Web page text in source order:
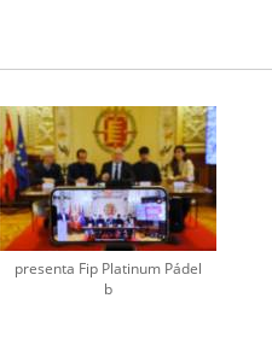
presenta Fip Platinum Pádel
b